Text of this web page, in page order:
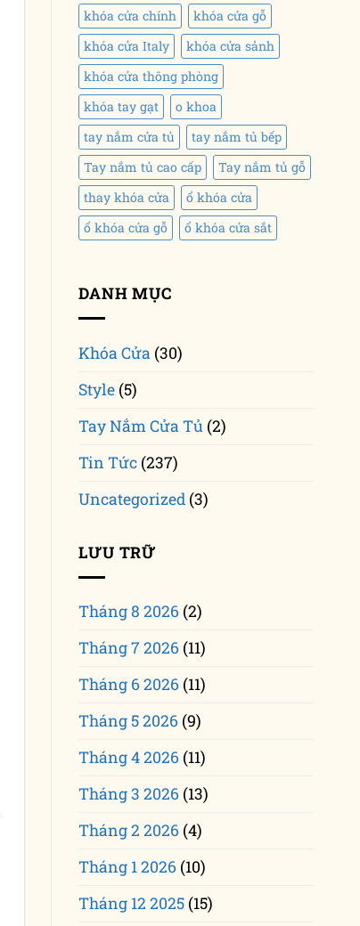
khóa cửa chính
khóa cửa gỗ
khóa cửa Italy
khóa cửa sảnh
khóa cửa thông phòng
khóa tay gạt
o khoa
tay nắm cửa tủ
tay nắm tủ bếp
Tay nắm tủ cao cấp
Tay nắm tủ gỗ
thay khóa cửa
ổ khóa cửa
ổ khóa cửa gỗ
ổ khóa cửa sắt
DANH MỤC
Khóa Cửa (30)
Style (5)
Tay Nắm Cửa Tủ (2)
Tin Tức (237)
Uncategorized (3)
LƯU TRỮ
Tháng 8 2026 (2)
Tháng 7 2026 (11)
Tháng 6 2026 (11)
Tháng 5 2026 (9)
Tháng 4 2026 (11)
Tháng 3 2026 (13)
Tháng 2 2026 (4)
Tháng 1 2026 (10)
Tháng 12 2025 (15)